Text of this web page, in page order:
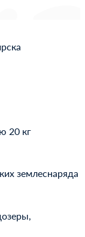
20 кг
землеснаряда